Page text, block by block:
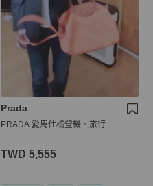
Prada
PRADA 愛馬仕橘登機、旅行
TWD 5,555